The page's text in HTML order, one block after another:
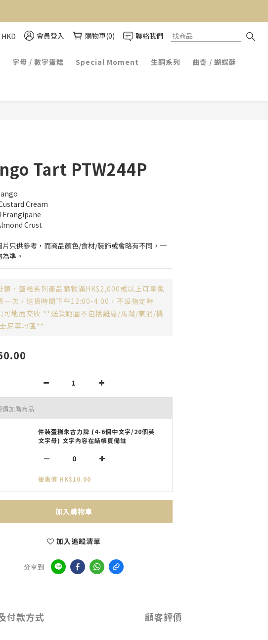
HKD 會員登入 購物車(0) 聯絡我們
字母 / 數字蛋糕 Special Moment 生酮系列
曲奇 / 蝴蝶酥
Tart PTW244P
Cream
Frangipane
Crust
片只供參考，而商品顏色/食材/裝飾或會略有不同，一
準。
類，蛋糕系列產品購物滿HK$2,000或以上可享免
一次，送貨時間下午12:00-4:00，不設指定時
可地面交收 **送貨範圍不包括離島/馬灣/東涌/機
尼等地區**
價加購商品
件裝蛋糕朱古力牌 (4-6個中文字/20個英
文字母) 文字內容在結帳頁備註
優惠價 HK$10.00
加入購物車
加入追蹤清單
分享到
付款方式 顧客評價